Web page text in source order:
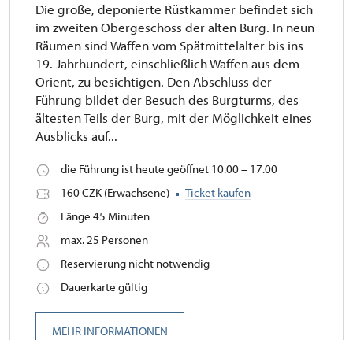
Die große, deponierte Rüstkammer befindet sich
im zweiten Obergeschoss der alten Burg. In neun
Räumen sind Waffen vom Spätmittelalter bis ins
19. Jahrhundert, einschließlich Waffen aus dem
Orient, zu besichtigen. Den Abschluss der
Führung bildet der Besuch des Burgturms, des
ältesten Teils der Burg, mit der Möglichkeit eines
Ausblicks auf...
die Führung ist heute geöffnet 10.00 – 17.00
160 CZK (Erwachsene)
Ticket kaufen
Länge 45 Minuten
max. 25 Personen
Reservierung nicht notwendig
Dauerkarte gültig
MEHR INFORMATIONEN